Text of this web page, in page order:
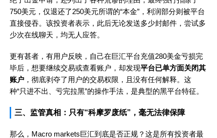
750美元，仅退还了250美元所谓的“本金”，利润部分则被平台
直接侵吞。该投资者表示，此后无论发送多少封邮件，尝试多
少次在线聊天，均无人应答。
更有甚者，有用户反映，自己在巨汇平台充值280美金亏损完
毕后，想要继续交易或查看账户，却发现平台已单方面关闭其
账户 ，彻底剥夺了用户的交易权限，且没有任何解释。这
种“只进不出、亏完拉黑”的操作手法，是典型的黑平台特征。
三、监管真相：只有“科摩罗废纸”，毫无法律保障
那么，Macro markets巨汇到底是否正规？这是所有投资者最